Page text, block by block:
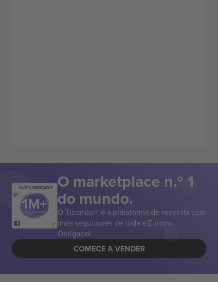
MUITO OBRIGADO! O marketplace n.º 1
do mundo.
O Ticombo® é a plataforma de revenda com
mais seguidores de toda a Europa.
Obrigado!
COMECE A VENDER